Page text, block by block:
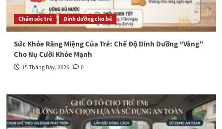
Chăm sóc trẻ Dinh dưỡng cho bé
Sức Khỏe Răng Miệng Của Trẻ: Chế Độ Dinh Dưỡng “Vàng”
Cho Nụ Cười Khỏe Mạnh
15 Tháng Bảy, 2026 0